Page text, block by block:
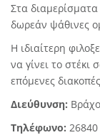
Στα
δωρεάν ψάθινες
Η ιδιαίτερη
να γίνει το στέκι
επόμενες
Διεύθυνση:
Τηλέφωνο: